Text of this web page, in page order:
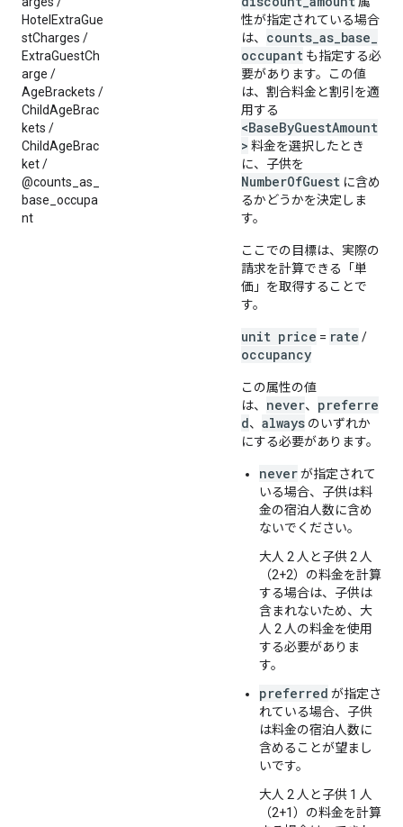
HotelExtraGue
stCharges /
ExtraGuestCh
arge /
AgeBrackets /
ChildAgeBrac
kets /
ChildAgeBrac
ket /
@counts_as_
base_occupa
nt
性が指定されている場合
は、 counts_as_base_
occupant も指定する必
要があります。この値
は、割合料金と割引を適
用する
<BaseByGuestAmount
> 料金を選択したとき
に、子供を
NumberOfGuest に含め
るかどうかを決定しま
す。
ここでの目標は、実際の
請求を計算できる「単
価」を取得することで
す。
unit price = rate /
occupancy
この属性の値
は、 never、 preferre
d、 always のいずれか
にする必要があります。
neverが指定されて
いる場合、子供は料
金の宿泊人数に含め
ないでください。
大人 2 人と子供 2 人
（2+2）の料金を計算
する場合は、子供は
含まれないため、大
人 2 人の料金を使用
する必要がありま
す。
preferred が指定さ
れている場合、子供
は料金の宿泊人数に
含めることが望まし
いです。
大人 2 人と子供 1 人
（2+1）の料金を計算